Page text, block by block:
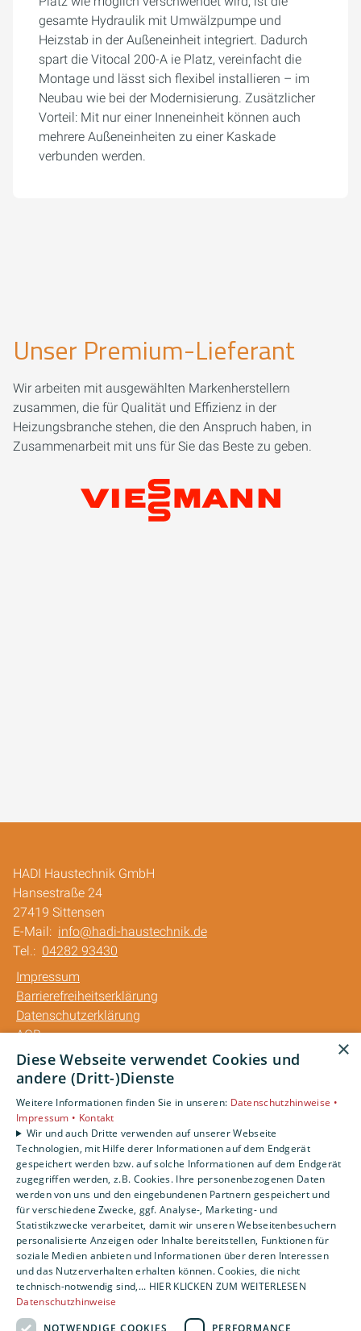
gesamte Hydraulik mit Umwälzpumpe und
Heizstab in der Außeneinheit integriert. Dadurch
spart die Vitocal 200-A ie Platz, vereinfacht die
Montage und lässt sich flexibel installieren – im
Neubau wie bei der Modernisierung. Zusätzlicher
Vorteil: Mit nur einer Inneneinheit können auch
mehrere Außeneinheiten zu einer Kaskade
verbunden werden.
Unser Premium-Lieferant
Wir arbeiten mit ausgewählten Markenherstellern
zusammen, die für Qualität und Effizienz in der
Heizungsbranche stehen, die den Anspruch haben, in
Zusammenarbeit mit uns für Sie das Beste zu geben.
HADI Haustechnik GmbH
Hansestraße 24
27419 Sittensen
E-Mail: info@hadi-haustechnik.de
Tel.: 04282 93430
Impressum
Barrierefreiheitserklärung
Datenschutzerklärung
AGB
Unsere Bereiche
Gewerbekunden
Karriere
Unternehmen
Kontakt
×
Diese Webseite verwendet Cookies und
andere (Dritt-)Dienste
Weitere Informationen finden Sie in unseren: Datenschutzhinweise •
Impressum • Kontakt
Wir und auch Dritte verwenden auf unserer Webseite
Technologien, mit Hilfe derer Informationen auf dem Endgerät
gespeichert werden bzw. auf solche Informationen auf dem Endgerät
zugegriffen werden, z.B. Cookies. Ihre personenbezogenen Daten
werden von uns und den eingebundenen Partnern gespeichert und
für verschiedene Zwecke, ggf. Analyse-, Marketing- und
Statistikzwecke verarbeitet, damit wir unseren Webseitenbesuchern
personalisierte Anzeigen oder Inhalte bereitstellen, Funktionen für
soziale Medien anbieten und Informationen über deren Interessen
und das Nutzerverhalten erhalten können. Cookies, die nicht
technisch-notwendig sind,... HIER KLICKEN ZUM WEITERLESEN
Datenschutzhinweise
NOTWENDIGE COOKIES
PERFORMANCE